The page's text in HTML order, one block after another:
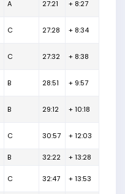
A 27:21 + 8:27
C 27:28 + 8:34
C 27:32 + 8:38
B 28:51 + 9:57
B 29:12 + 10:18
C 30:57 + 12:03
B 32:22 + 13:28
C 32:47 + 13:53